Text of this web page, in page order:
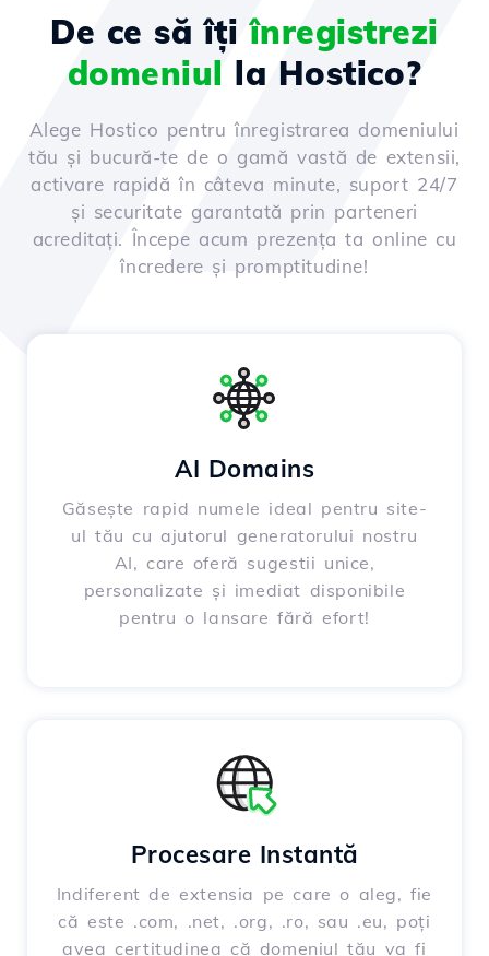
De ce să îțiînregistrezi
domeniul la Hostico?
Alege Hostico pentru înregistrarea domeniului
tău și bucură-te de o gamă vastă de extensii,
activare rapidă în câteva minute, suport 24/7
și securitate garantată prin parteneri
acreditați. Începe acum prezența ta online cu
încredere și promptitudine!
AI Domains
Găsește rapid numele ideal pentru site-
ul tău cu ajutorul generatorului nostru
AI, care oferă sugestii unice,
personalizate și imediat disponibile
pentru o lansare fără efort!
Procesare Instantă
Indiferent de extensia pe care o aleg, fie
că este .com, .net, .org, .ro, sau .eu, poți
avea certitudinea că domeniul tău va fi